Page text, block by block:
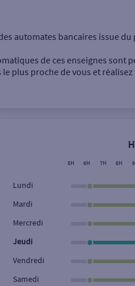
Rue
automates bancaires issue
de ces enseignes sont
plus proche de vous et
5H 6H 7H 8H
Lundi
Mardi
Mercredi
Jeudi
Vendredi
Samedi